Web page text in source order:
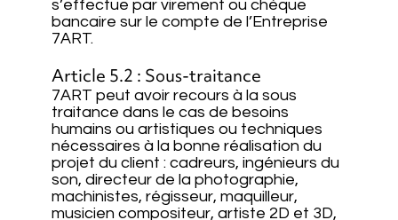
s’effectue par virement ou chèque
bancaire sur le compte de l’Entreprise
7ART.
Article 5.2 : Sous-traitance
7ART peut avoir recours à la sous
traitance dans le cas de besoins
humains ou artistiques ou techniques
nécessaires à la bonne réalisation du
projet du client : cadreurs, ingénieurs du
son, directeur de la photographie,
machinistes, régisseur, maquilleur,
musicien compositeur, artiste 2D et 3D,